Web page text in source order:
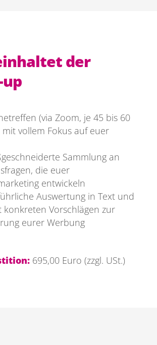
der
(via Zoom, je 45 bis 60
vollem Fokus auf euer
Sammlung an
die euer
entwickeln
Auswertung in Text und
konkreten Vorschlägen zur
eurer Werbung
695,00 Euro (zzgl. USt.)